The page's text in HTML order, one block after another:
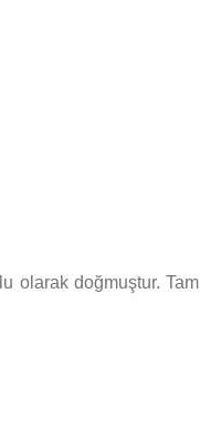
olarak doğmuştur. Tam